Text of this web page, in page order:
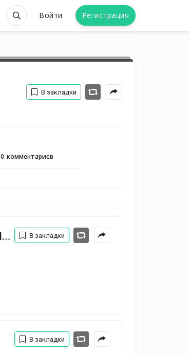
Войти Регистрация
0 комментариев
В закладки
Далеко - Vintage Sessions — Melnitsa В закладки
В закладки